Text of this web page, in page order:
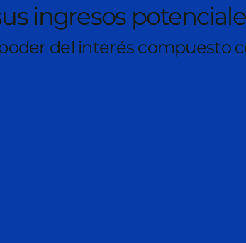
ingresos
del interés compuesto